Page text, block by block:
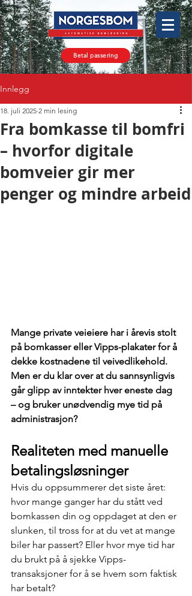
Betal passering
Innlegg
Fra bomkasse til bomfri
– hvorfor digitale
bomveier gir mer
penger og mindre arbeid
18. juli 2025 2 min lesing
Mange private veieiere har i årevis stolt
på bomkasser eller Vipps-plakater for å
dekke kostnadene til veivedlikehold.
Men er du klar over at du sannsynligvis
går glipp av inntekter hver eneste dag
– og bruker unødvendig mye tid på
administrasjon?
Realiteten med manuelle
betalingsløsninger
Hvis du oppsummerer det siste året:
hvor mange ganger har du stått ved
bomkassen din og oppdaget at den er
slunken, til tross for at du vet at mange
biler har passert? Eller hvor mye tid har
du brukt på å sjekke Vipps-
transaksjoner for å se hvem som faktisk
har betalt?